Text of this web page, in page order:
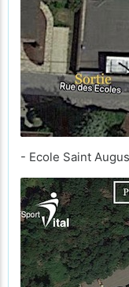
- Ecole Saint